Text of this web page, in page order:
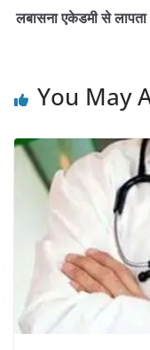
लबासना एकेडमी से
You May